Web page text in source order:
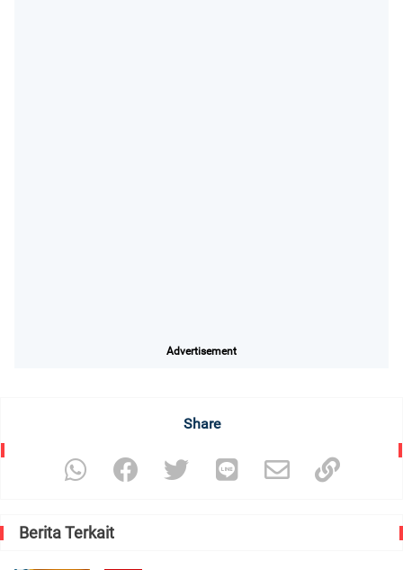
Advertisement
Share
Berita Terkait